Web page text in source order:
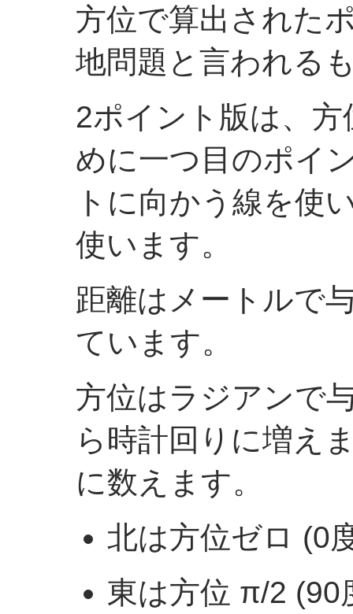
方位で算出された
地問題と言われる
2ポイント版は、
めに一つ目のポイ
トに向かう線を使
使います。
距離はメートルで
ています。
方位はラジアンで
ら時計回りに増え
に数えます。
北は方位ゼロ (0
東は方位 π/2 (90